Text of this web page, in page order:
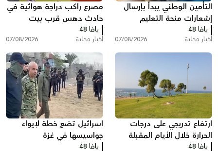
التأمين الوطني يبدأ بإرسال
إشعارات منحة التعليم
يافا 48
أخبار محلية 07/08/2026
مصرع راكب دراجة هوائية في
حادث دهس قرب بيت
شيمش
يافا 48
أخبار محلية 07/08/2026
ارتفاع تدريجي على درجات
الحرارة خلال الأيام المقبلة
يافا 48
اسرائيل تضع خطة لإيواء
جواسيسها في غزة
يافا 48